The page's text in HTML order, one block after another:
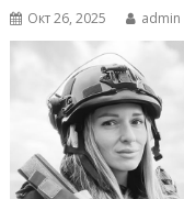
Окт 26, 2025 admin